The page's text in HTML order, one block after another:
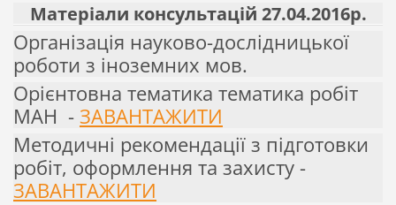
Матеріали консультацій 27.04.2016р.
Організація науково-дослідницької
роботи з іноземних мов.
Орієнтовна тематика тематика робіт
МАН -ЗАВАНТАЖИТИ
Методичні рекомендації з підготовки
робіт, оформлення та захисту -
ЗАВАНТАЖИТИ